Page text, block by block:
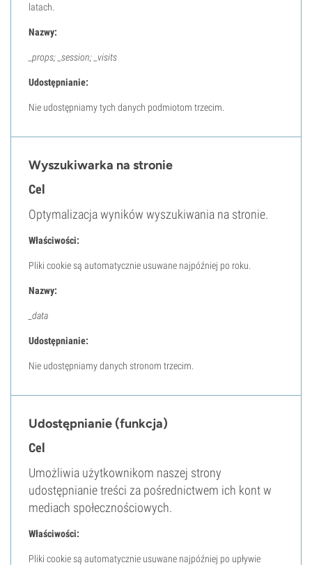
latach.
Nazwy:
_props; _session; _visits
Udostępnianie:
Nie udostępniamy tych danych podmiotom trzecim.
Wyszukiwarka na stronie
Cel
Optymalizacja wyników wyszukiwania na stronie.
Właściwości:
Pliki cookie są automatycznie usuwane najpóźniej po roku.
Nazwy:
_data
Udostępnianie:
Nie udostępniamy danych stronom trzecim.
Udostępnianie (funkcja)
Cel
Umożliwia użytkownikom naszej strony
udostępnianie treści za pośrednictwem ich kont w
mediach społecznościowych.
Właściwości:
Pliki cookie są automatycznie usuwane najpóźniej po upływie